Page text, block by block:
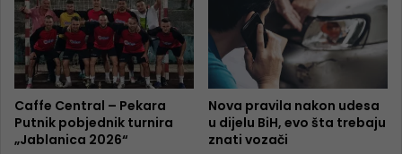
Caffe Central – Pekara
Putnik pobjednik turnira
„Jablanica 2026“
Nova pravila nakon udesa
u dijelu BiH, evo šta trebaju
znati vozači